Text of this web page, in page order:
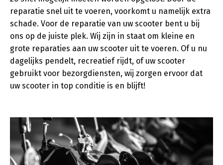
reparatie snel uit te voeren, voorkomt u namelijk extra
schade. Voor de reparatie van uw scooter bent u bij
ons op de juiste plek. Wij zijn in staat om kleine en
grote reparaties aan uw scooter uit te voeren. Of u nu
dagelijks pendelt, recreatief rijdt, of uw scooter
gebruikt voor bezorgdiensten, wij zorgen ervoor dat
uw scooter in top conditie is en blijft!